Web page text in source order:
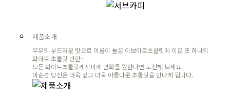
제품소개
우유의 부드러운 맛으로 이름이 높은 이보아르초콜릿에 이은 또 하나의
화이트 초콜릿 반란~
모든 화이트초콜릿레시피에 변화를 원한다면 도전해 보세요.
이순간 당신은 더욱 깊고 더욱 아름다운 초콜릿을 만나게 됩니다.